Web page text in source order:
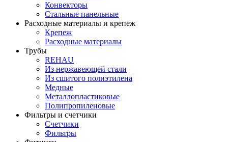
Конвекторы
Стальные панельные
Расходные материалы и крепеж
Крепеж
Расходные материалы
Трубы
REHAU
Из нержавеющей стали
Из сшитого полиэтилена
Медные
Металлопластиковые
Полипропиленовые
Фильтры и счетчики
Счетчики
Фильтры